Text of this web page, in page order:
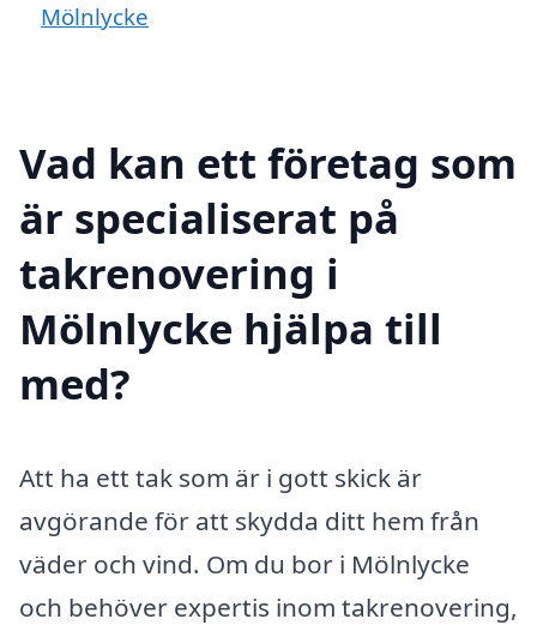
Mölnlycke
Vad kan ett företag som
är specialiserat på
takrenovering i
Mölnlycke hjälpa till
med?
Att ha ett tak som är i gott skick är
avgörande för att skydda ditt hem från
väder och vind. Om du bor i Mölnlycke
och behöver expertis inom takrenovering,